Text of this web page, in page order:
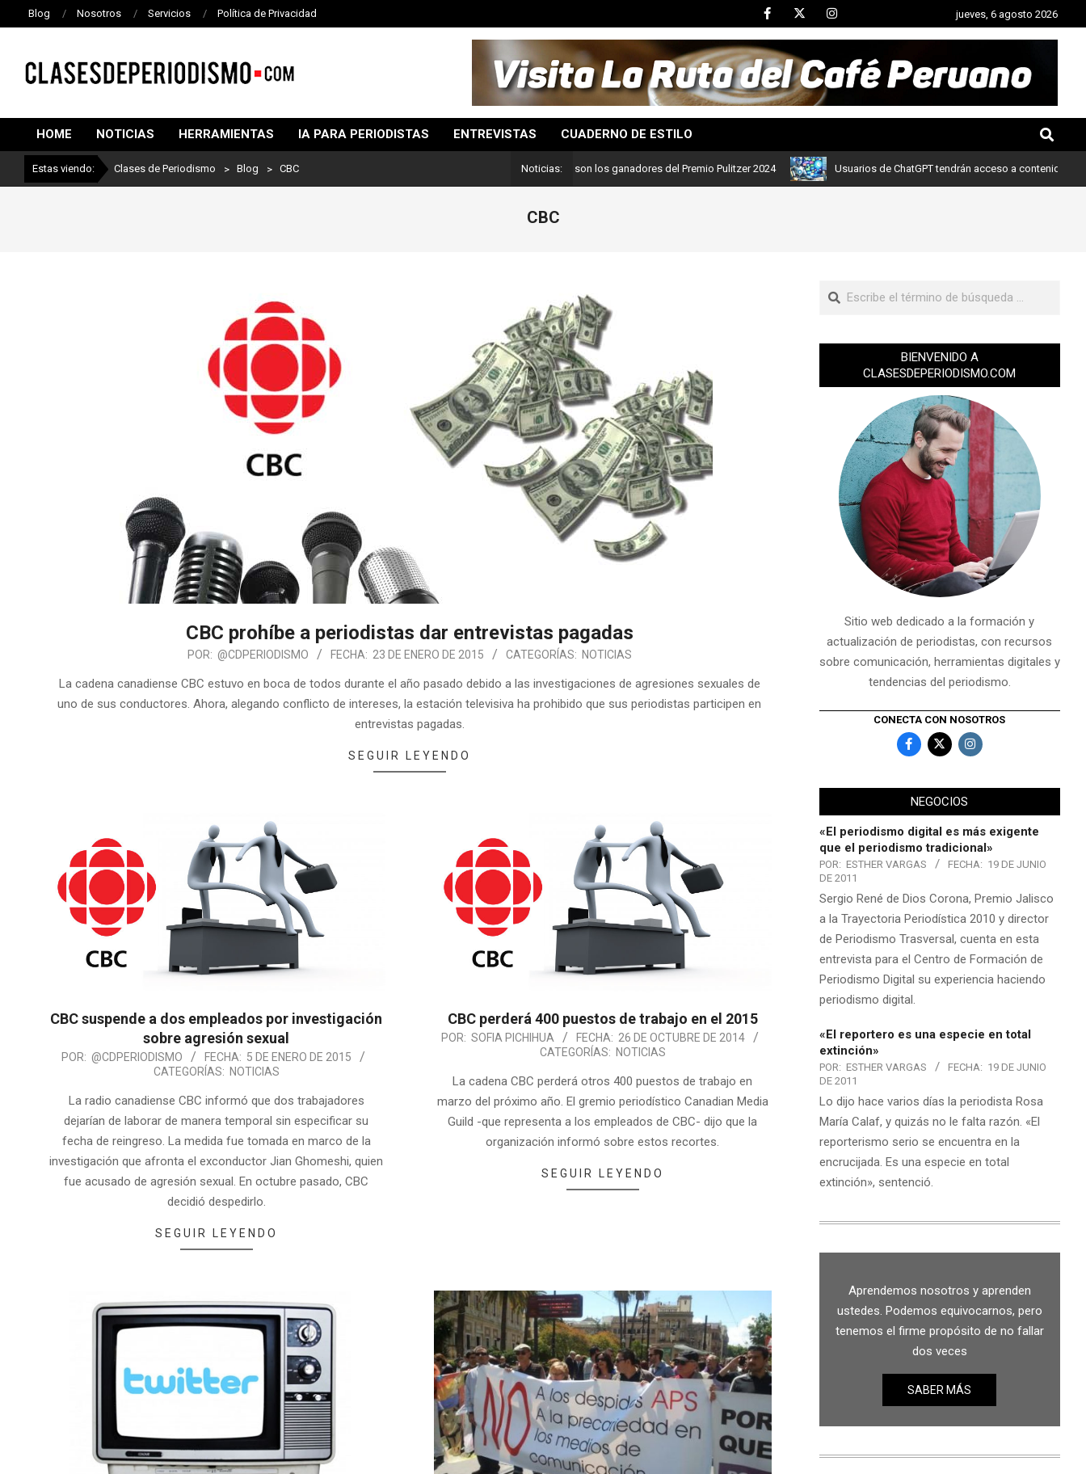
Blog Nosotros Servicios Política de Privacidad jueves, 6 agosto 2026
DE
PERIODISMO
HOME NOTICIAS HERRAMIENTAS IA PARA PERIODISTAS ENTREVISTAS CUADERNO DE ESTILO
Estas viendo: Clases de Periodismo > Blog > CBC Noticias:
Lo mejor del periodismo: Estos son los ganadores del Premio Pulitzer 2024 Usuarios de ChatGPT tendrán acceso a contenidos de
CBC
CBC prohíbe a periodistas dar entrevistas pagadas
POR: @CDPERIODISMO FECHA: 23 DE ENERO DE 2015 CATEGORÍAS: NOTICIAS
La cadena canadiense CBC estuvo en boca de todos durante el año pasado debido a las investigaciones de agresiones sexuales de
uno de sus conductores. Ahora, alegando conflicto de intereses, la estación televisiva ha prohibido que sus periodistas participen en
entrevistas pagadas.
SEGUIR LEYENDO
CBC suspende a dos empleados por investigación
sobre agresión sexual
POR: @CDPERIODISMO FECHA: 5 DE ENERO DE 2015
CATEGORÍAS: NOTICIAS
La radio canadiense CBC informó que dos trabajadores
dejarían de laborar de manera temporal sin especificar su
fecha de reingreso. La medida fue tomada en marco de la
investigación que afronta el exconductor Jian Ghomeshi, quien
fue acusado de agresión sexual. En octubre pasado, CBC
decidió despedirlo.
SEGUIR LEYENDO
CBC perderá 400 puestos de trabajo en el 2015
POR: SOFIA PICHIHUA FECHA: 26 DE OCTUBRE DE 2014
CATEGORÍAS: NOTICIAS
La cadena CBC perderá otros 400 puestos de trabajo en
marzo del próximo año. El gremio periodístico Canadian Media
Guild -que representa a los empleados de CBC- dijo que la
organización informó sobre estos recortes.
SEGUIR LEYENDO
BIENVENIDO A
CLASESDEPERIODISMO.COM
Sitio web dedicado a la formación y
actualización de periodistas, con recursos
sobre comunicación, herramientas digitales y
tendencias del periodismo.
CONECTA CON NOSOTROS
NEGOCIOS
«El periodismo digital es más exigente
que el periodismo tradicional»
POR: ESTHER VARGAS FECHA: 19 DE JUNIO
DE 2011
Sergio René de Dios Corona, Premio Jalisco
a la Trayectoria Periodística 2010 y director
de Periodismo Trasversal, cuenta en esta
entrevista para el Centro de Formación de
Periodismo Digital su experiencia haciendo
periodismo digital.
«El reportero es una especie en total
extinción»
POR: ESTHER VARGAS FECHA: 19 DE JUNIO
DE 2011
Lo dijo hace varios días la periodista Rosa
María Calaf, y quizás no le falta razón. «El
reporterismo serio se encuentra en la
encrucijada. Es una especie en total
extinción», sentenció.
Aprendemos nosotros y aprenden
ustedes. Podemos equivocarnos, pero
tenemos el firme propósito de no fallar
dos veces
SABER MÁS